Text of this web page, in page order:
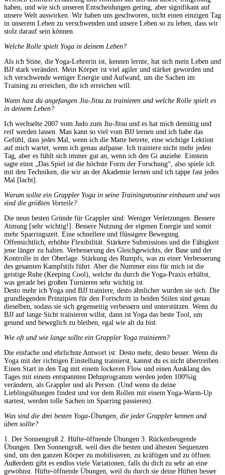
haben, und wie sich unseren Entscheidungen gering, aber signifikant auf
unsere Welt auswirken. Wir haben uns geschworen, nicht einen einzigen Tag
in unserem Leben zu verschwenden und unsere Leben so zu leben, dass wir
stolz darauf sein können.
Welche Rolle spielt Yoga in deinem Leben?
Als ich Stine, die Yoga-Lehrerin ist, kennen lernte, hat sich mein Leben und
BJJ stark verändert. Mein Körper ist viel agiler und stärker geworden und
ich verschwende weniger Energie und Aufwand, um die Sachen im
Training zu erreichen, die ich erreichen will.
Wann hast du angefangen Jiu-Jitsu zu trainieren und welche Rolle spielt es
in deinem Leben?
Ich wechselte 2007 vom Judo zum Jiu-Jitsu und es hat mich demütig und
reif werden lassen. Man kann so viel vom BJJ lernen und ich habe das
Gefühl, dass jedes Mal, wenn ich die Matte betrete, eine wichtige Lektion
auf mich wartet, wenn ich genau aufpasse. Ich trainiere nicht mehr jeden
Tag, aber es fühlt sich immer gut an, wenn ich den Gi anziehe. Einstein
sagte einst „Das Spiel ist die höchste Form der Forschung“, also spiele ich
mit den Techniken, die wir an der Akademie lernen und ich tappe fast jedes
Mal [lacht].
Warum sollte ein Grappler Yoga in seine Trainingsroutine einbauen und was
sind die größten Vorteile?
Die neun besten Gründe für Grappler sind: Weniger Verletzungen. Bessere
Atmung [sehr wichtig!]. Bessere Nutzung der eigenen Energie und somit
mehr Sparringszeit. Eine schnellere und flüssigere Bewegung.
Offensichtlich, erhöhte Flexibilität. Stärkere Submissions und die Fähigkeit
jene länger zu halten. Verbesserung des Gleichgewichts, der Base und der
Kontrolle in der Oberlage. Stärkung des Rumpfs, was zu einer Verbesserung
des gesamten Kampfstils führt. Aber die Nummer eins für mich ist die
geistige Ruhe (Keeping Cool), welche du durch die Yoga-Praxis erhältst,
was gerade bei großen Turnieren sehr wichtig ist.
Desto mehr ich Yoga und BJJ trainiere, desto ähnlicher wurden sie sich. Die
grundlegenden Prinzipien für den Fortschritt in beiden Stilen sind genau
dieselben, sodass sie sich gegenseitig verbessern und unterstützen. Wenn du
BJJ auf lange Sicht trainieren willst, dann ist Yoga das beste Tool, um
gesund und beweglich zu bleiben, egal wie alt du bist.
Wie oft und wie lange sollte ein Grappler Yoga trainieren?
Die einfache und ehrlichste Antwort ist: Desto mehr, desto besser. Wenn du
Yoga mit der richtigen Einstellung trainierst, kannst du es nicht übertreiben.
Einen Start in den Tag mit einem lockeren Flow und einen Ausklang des
Tages mit einem entspannten Dehnprogramm werden jeden 100%ig
verändern, als Grappler und als Person. (Und wenn du deine
Lieblingsübungen findest und vor dem Rollen mit einem Yoga-Warm-Up
startest, werden tolle Sachen im Sparring passieren).
Was sind die drei besten Yoga-Übungen, die jeder Grappler kennen und
üben sollte?
1. Der Sonnengruß 2. Hüfte-öffnende Übungen 3. Rückenbeugende
Übungen. Den Sonnengruß, weil dies die besten und ältesten Sequenzen
sind, um den ganzen Körper zu mobilisieren, zu kräftigen und zu öffnen.
Außerdem gibt es endlos viele Variationen, falls du dich zu sehr an eine
gewöhnst. Hüfte-öffnende Übungen, weil du durch sie deine Hüften besser